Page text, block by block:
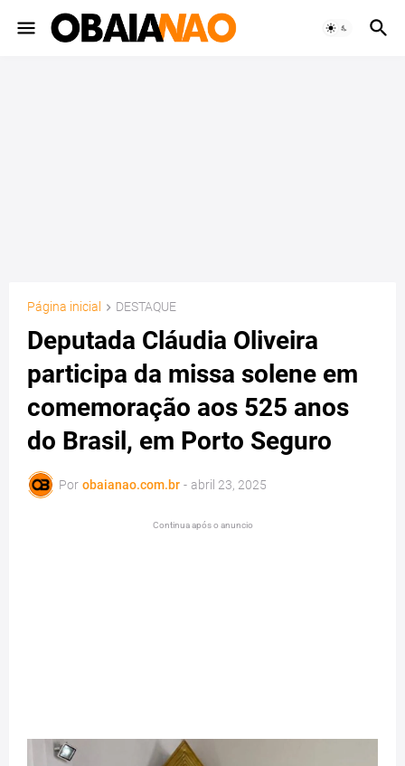
Página inicial DESTAQUE
Deputada Cláudia Oliveira
participa da missa solene em
comemoração aos 525 anos
do Brasil, em Porto Seguro
Por obaianao.com.br - abril 23, 2025
Continua após o anuncio